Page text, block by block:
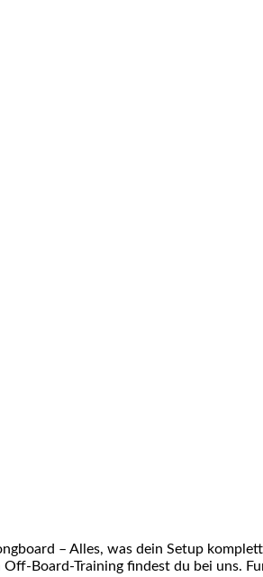
– Alles, was dein Setup
Board-Training findest du bei uns.